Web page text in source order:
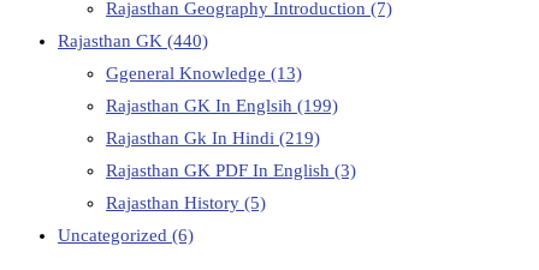
Rajasthan Geography Introduction (7)
Rajasthan GK (440)
Ggeneral Knowledge (13)
Rajasthan GK In Englsih (199)
Rajasthan Gk In Hindi (219)
Rajasthan GK PDF In English (3)
Rajasthan History (5)
Uncategorized (6)